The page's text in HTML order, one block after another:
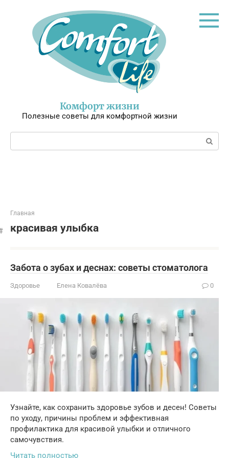
Комфорт жизни
Полезные советы для комфортной жизни
Поиск:
Главная
красивая улыбка
Забота о зубах и деснах: советы стоматолога
Здоровье Елена Ковалёва 0
Узнайте, как сохранить здоровье зубов и десен! Советы
по уходу, причины проблем и эффективная
профилактика для красивой улыбки и отличного
самочувствия.
Читать полностью